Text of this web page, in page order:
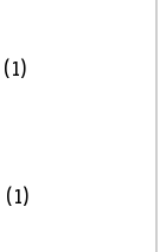
(1)
(1)